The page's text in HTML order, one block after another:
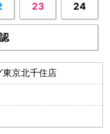
23 24
東京北千住店